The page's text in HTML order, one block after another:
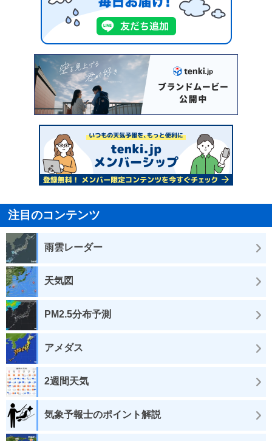
注目のコンテンツ
雨雲レーダー
天気図
PM2.5分布予測
アメダス
2週間天気
気象予報士のポイント解説